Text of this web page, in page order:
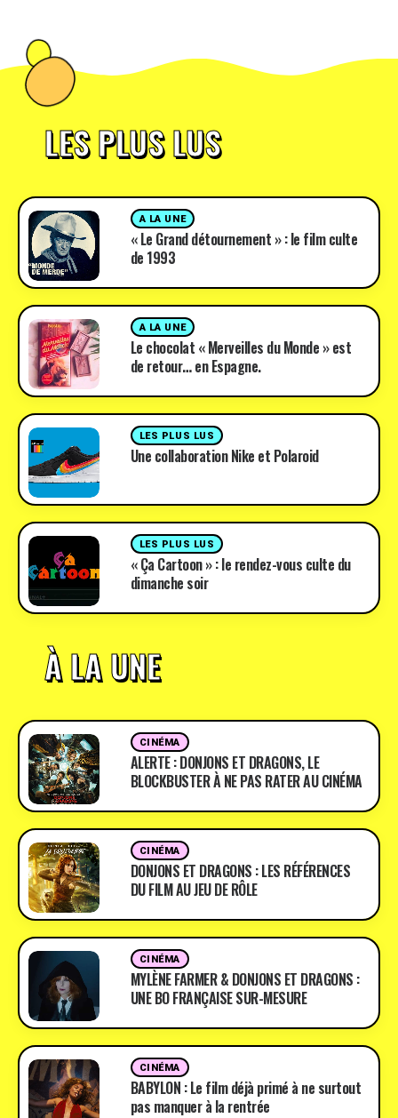
LES PLUS LUS
A LA UNE
« Le Grand détournement » : le film culte
de 1993
A LA UNE
Le chocolat « Merveilles du Monde » est
de retour… en Espagne.
LES PLUS LUS
Une collaboration Nike et Polaroid
LES PLUS LUS
« Ça Cartoon » : le rendez-vous culte du
dimanche soir
À LA UNE
CINÉMA
ALERTE : DONJONS ET DRAGONS, LE
BLOCKBUSTER À NE PAS RATER AU CINÉMA
CINÉMA
DONJONS ET DRAGONS : LES RÉFÉRENCES
DU FILM AU JEU DE RÔLE
CINÉMA
MYLÈNE FARMER & DONJONS ET DRAGONS :
UNE BO FRANÇAISE SUR-MESURE
CINÉMA
BABYLON : Le film déjà primé à ne surtout
pas manquer à la rentrée